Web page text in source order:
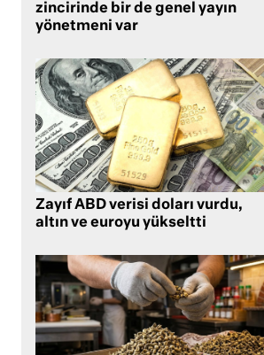
zincirinde bir de genel yayın
yönetmeni var
Zayıf ABD verisi doları vurdu,
altın ve euroyu yükseltti